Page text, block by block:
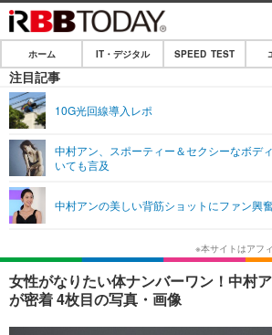
ホーム
IT・デジタル
ネタ
ショッピング
SPEED TEST
エンタメ
エンタメTOP
音楽
ライフ
ライフTOP
ペット
その他
リリース一覧
プッシュ通知の停止方法
ホーム IT・デジタル SPEED TEST
注目記事
10G光回線導入レポ
中村アン、スポーティー＆セクシーなボデ
いても言及
中村アンの美しい背筋ショットにファン興
女性がなりたい体ナンバーワン！中村
が密着 4枚目の写真・画像